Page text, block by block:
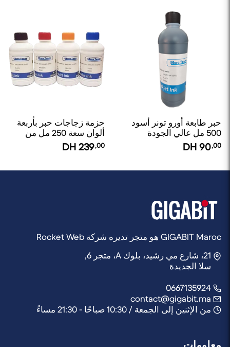
حبر طابعة أورو تونر أسود
500 مل عالي الجودة
متوافق مع جميع طابعات
90,00
حزمة زجاجات حبر بأربعة
ألوان سعة 250 مل من
يورو تونر
239,00
GIGABIT Maroc هو متجر تديره شركة Rocket Web
21، شارع مي رشيد، بلوك A، متجر 6,
سلا الجديدة
من الإثنين إلى الجمعة / 10:30 صباحًا - 21:30 مساءً